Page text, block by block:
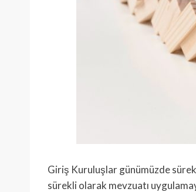
Giriş Kuruluşlar günümüzde
sürekli olarak mevzuatı